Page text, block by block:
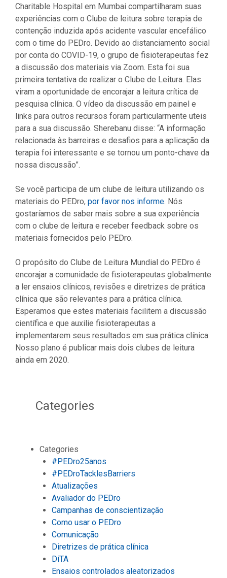
Charitable Hospital em Mumbai compartilharam suas
experiências com o Clube de leitura sobre terapia de
contenção induzida após acidente vascular encefálico
com o time do PEDro. Devido ao distanciamento social
por conta do COVID-19, o grupo de fisioterapeutas fez
a discussão dos materiais via Zoom. Esta foi sua
primeira tentativa de realizar o Clube de Leitura. Elas
viram a oportunidade de encorajar a leitura crítica de
pesquisa clínica. O vídeo da discussão em painel e
links para outros recursos foram particularmente uteis
para a sua discussão. Sherebanu disse: “A informação
relacionada às barreiras e desafios para a aplicação da
terapia foi interessante e se tornou um ponto-chave da
nossa discussão”.
Se você participa de um clube de leitura utilizando os
materiais do PEDro, por favor nos informe. Nós
gostaríamos de saber mais sobre a sua experiência
com o clube de leitura e receber feedback sobre os
materiais fornecidos pelo PEDro.
O propósito do Clube de Leitura Mundial do PEDro é
encorajar a comunidade de fisioterapeutas globalmente
a ler ensaios clínicos, revisões e diretrizes de prática
clínica que são relevantes para a prática clínica.
Esperamos que estes materiais facilitem a discussão
científica e que auxilie fisioterapeutas a
implementarem seus resultados em sua prática clínica.
Nosso plano é publicar mais dois clubes de leitura
ainda em 2020.
Categories
Categories
#PEDro25anos
#PEDroTacklesBarriers
Atualizações
Avaliador do PEDro
Campanhas de conscientização
Como usar o PEDro
Comunicação
Diretrizes de prática clínica
DiTA
Ensaios controlados aleatorizados